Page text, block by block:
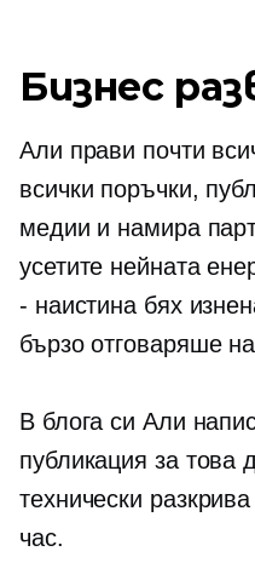
Бизнес
Али прави почти
всички поръчки,
медии и намира
усетите нейната
- наистина бях
бързо отговаряше
В блога си Али
публикация за това
технически
час.